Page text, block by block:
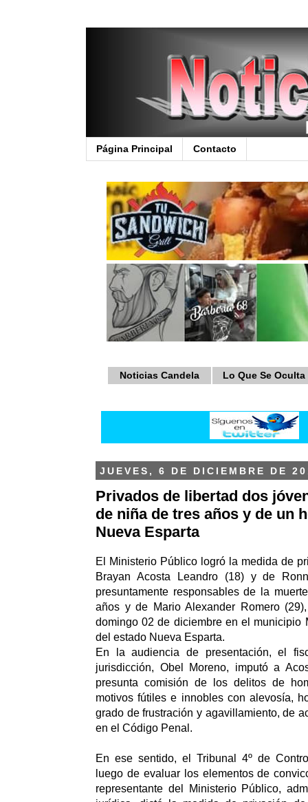
Página Principal Contacto
Noticias Candela Lo Que Se Oculta
JUEVES, 6 DE DICIEMBRE DE
Privados de libertad dos
de niña de tres años y de un
Nueva Esparta
El Ministerio Público logró la medida de
Brayan Acosta Leandro (18) y de
presuntamente responsables de la
años y de Mario Alexander Romero
domingo 02 de diciembre en el municipio
del estado Nueva Esparta.
En la audiencia de presentación, el
jurisdicción, Obel Moreno, imputó a
presunta comisión de los delitos de
motivos fútiles e innobles con alevosía,
grado de frustración y agavillamiento, de
en el Código Penal.
En ese sentido, el Tribunal 4º de
luego de evaluar los elementos de
representante del Ministerio Público,